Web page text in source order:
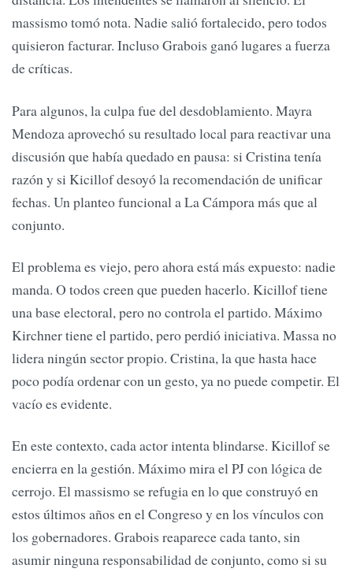
massismo tomó nota. Nadie salió fortalecido, pero todos
quisieron facturar. Incluso Grabois ganó lugares a fuerza
de críticas.
Para algunos, la culpa fue del desdoblamiento. Mayra
Mendoza aprovechó su resultado local para reactivar una
discusión que había quedado en pausa: si Cristina tenía
razón y si Kicillof desoyó la recomendación de unificar
fechas. Un planteo funcional a La Cámpora más que al
conjunto.
El problema es viejo, pero ahora está más expuesto: nadie
manda. O todos creen que pueden hacerlo. Kicillof tiene
una base electoral, pero no controla el partido. Máximo
Kirchner tiene el partido, pero perdió iniciativa. Massa no
lidera ningún sector propio. Cristina, la que hasta hace
poco podía ordenar con un gesto, ya no puede competir. El
vacío es evidente.
En este contexto, cada actor intenta blindarse. Kicillof se
encierra en la gestión. Máximo mira el PJ con lógica de
cerrojo. El massismo se refugia en lo que construyó en
estos últimos años en el Congreso y en los vínculos con
los gobernadores. Grabois reaparece cada tanto, sin
asumir ninguna responsabilidad de conjunto, como si su